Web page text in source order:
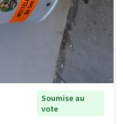
Soumise au
vote